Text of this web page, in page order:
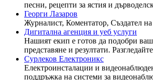
песни, рецепти за ястия и
Георги Лазаров
Журналист, Коментатор, Създател
Дигитална агенция и уеб услуги
Нашият екип е готов да подобри
представяне и резултати.
Сурлеков Електроникс
Електроинсталации и
поддръжка на системи за